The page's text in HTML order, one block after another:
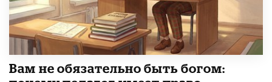
​Вам не обязательно быть богом: